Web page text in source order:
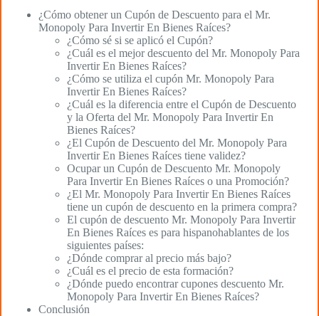
¿Cómo obtener un Cupón de Descuento para el Mr.
Monopoly Para Invertir En Bienes Raíces?
¿Cómo sé si se aplicó el Cupón?
¿Cuál es el mejor descuento del Mr. Monopoly Para
Invertir En Bienes Raíces?
¿Cómo se utiliza el cupón Mr. Monopoly Para
Invertir En Bienes Raíces?
¿Cuál es la diferencia entre el Cupón de Descuento
y la Oferta del Mr. Monopoly Para Invertir En
Bienes Raíces?
¿El Cupón de Descuento del Mr. Monopoly Para
Invertir En Bienes Raíces tiene validez?
Ocupar un Cupón de Descuento Mr. Monopoly
Para Invertir En Bienes Raíces o una Promoción?
¿El Mr. Monopoly Para Invertir En Bienes Raíces
tiene un cupón de descuento en la primera compra?
El cupón de descuento Mr. Monopoly Para Invertir
En Bienes Raíces es para hispanohablantes de los
siguientes países:
¿Dónde comprar al precio más bajo?
¿Cuál es el precio de esta formación?
¿Dónde puedo encontrar cupones descuento Mr.
Monopoly Para Invertir En Bienes Raíces?
Conclusión